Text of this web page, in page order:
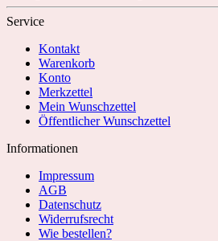
Service
Kontakt
Warenkorb
Konto
Merkzettel
Mein Wunschzettel
Öffentlicher Wunschzettel
Informationen
Impressum
AGB
Datenschutz
Widerrufsrecht
Wie bestellen?